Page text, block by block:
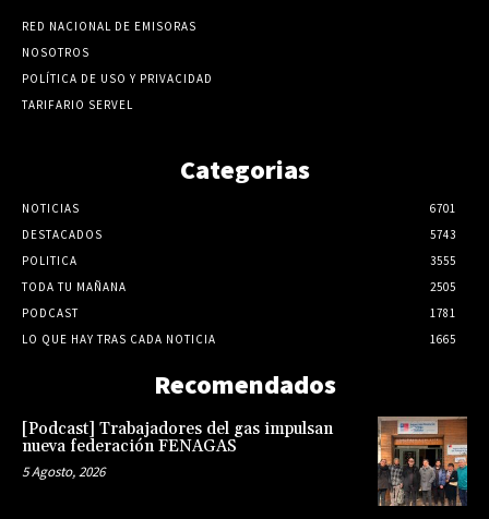
RED NACIONAL DE EMISORAS
NOSOTROS
POLÍTICA DE USO Y PRIVACIDAD
TARIFARIO SERVEL
Categorias
NOTICIAS
6701
DESTACADOS
5743
POLITICA
3555
TODA TU MAÑANA
2505
PODCAST
1781
LO QUE HAY TRAS CADA NOTICIA
1665
Recomendados
[Podcast] Trabajadores del gas impulsan
nueva federación FENAGAS
5 Agosto, 2026